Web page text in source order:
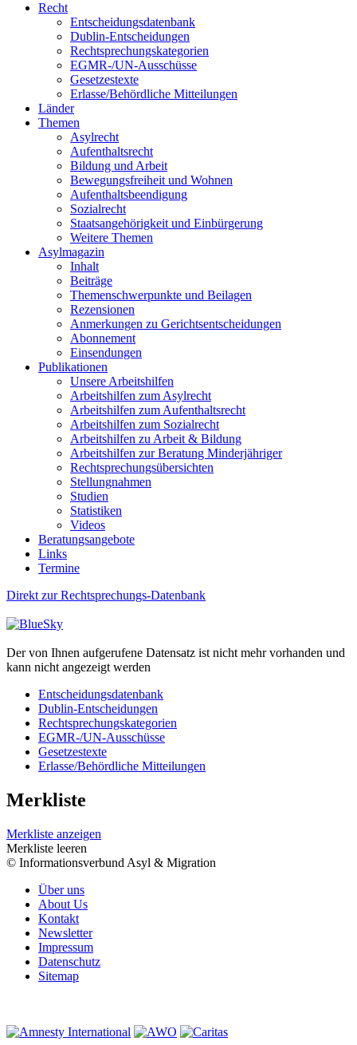
Recht
Entscheidungsdatenbank
Dublin-Entscheidungen
Rechtsprechungskategorien
EGMR-/UN-Ausschüsse
Gesetzestexte
Erlasse/Behördliche Mitteilungen
Länder
Themen
Asylrecht
Aufenthaltsrecht
Bildung und Arbeit
Bewegungsfreiheit und Wohnen
Aufenthaltsbeendigung
Sozialrecht
Staatsangehörigkeit und Einbürgerung
Weitere Themen
Asylmagazin
Inhalt
Beiträge
Themenschwerpunkte und Beilagen
Rezensionen
Anmerkungen zu Gerichtsentscheidungen
Abonnement
Einsendungen
Publikationen
Unsere Arbeitshilfen
Arbeitshilfen zum Asylrecht
Arbeitshilfen zum Aufenthaltsrecht
Arbeitshilfen zum Sozialrecht
Arbeitshilfen zu Arbeit & Bildung
Arbeitshilfen zur Beratung Minderjähriger
Rechtsprechungsübersichten
Stellungnahmen
Studien
Statistiken
Videos
Beratungsangebote
Links
Termine
Direkt zur Rechtsprechungs-Datenbank
Der von Ihnen aufgerufene Datensatz ist nicht mehr vorhanden und
kann nicht angezeigt werden
Entscheidungsdatenbank
Dublin-Entscheidungen
Rechtsprechungskategorien
EGMR-/UN-Ausschüsse
Gesetzestexte
Erlasse/Behördliche Mitteilungen
Merkliste
Merkliste anzeigen
Merkliste leeren
© Informationsverbund Asyl & Migration
Über uns
About Us
Kontakt
Newsletter
Impressum
Datenschutz
Sitemap